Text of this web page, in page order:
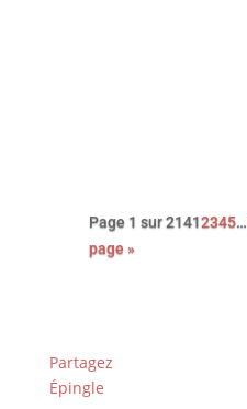
Page 1 sur 21412345…
page »
Partagez
Épingle